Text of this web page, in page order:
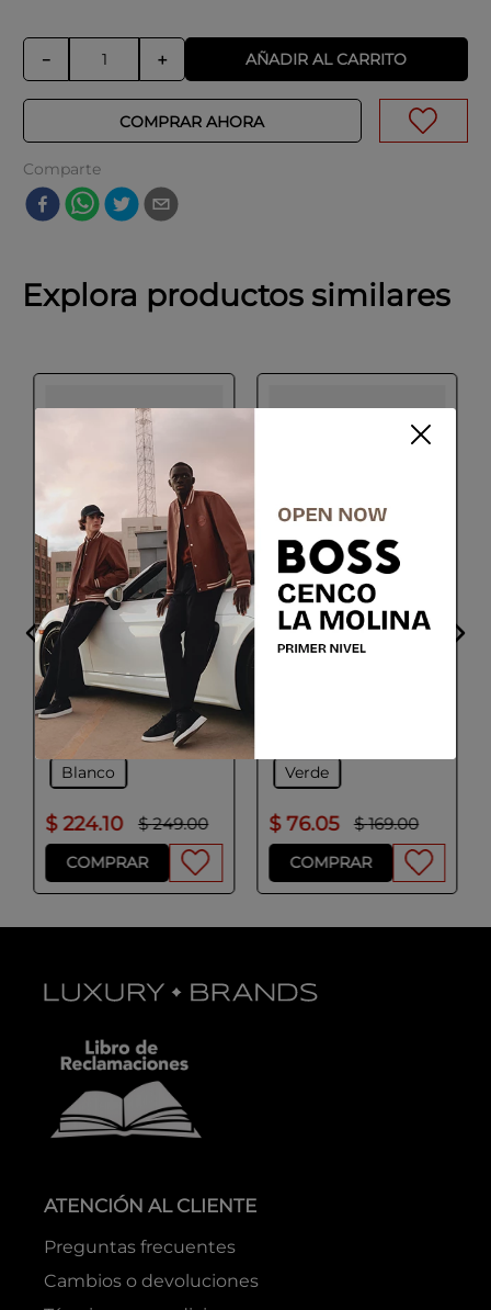
＋
－ AÑADIR AL CARRITO
COMPRAR AHORA
Comparte
Explora productos similares
ADOLFO DOMINGUEZ
Chompa Mujer Color
Crudo
Talla
XS S M
Blanco
$ 224.10 $ 249.00
COMPRAR
ADOLFO DOMINGUEZ
Chompa Mujer Color
Verde
Verde
$ 76.05 $ 169.00
COMPRAR
ATENCIÓN AL CLIENTE
Preguntas frecuentes
Cambios o devoluciones